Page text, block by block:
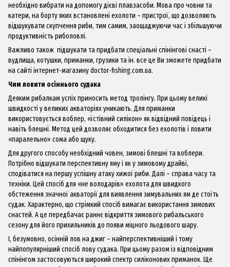
необхідно вибрати на допомогу дієві плавзасоби. Мова про човни та
катери, на борту яких встановлені ехолоти – пристрої, що дозволяють
відшукувати скупчення риби, тим самим, заощаджуючи час і збільшуючи
продуктивність риболовлі.
Важливо також підшукати та придбати спеціальні спінінгові снасті –
вудлища, котушки, приманки, грузики та ін. все це Ви зможете придбати
на сайті інтернет-магазинуdoctor-fishing.сom.ua.
Чим ловити осіннього судака
Деяким рибалкам успіх приносить метод тролінгу. При цьому великі
швидкості у великих акваторіях уникають. Для приманки
використовується воблер, «їстівний силікон» як відвідний повідець і
навіть блешні. Метод цей дозволяє обходитися без ехолотів і ловити
«паралельно» сома або щуку.
Для другого способу необхідний човен, зимові блешні та воблери.
Потрібно відшукати перспективну яму і як у зимовому драйві,
сподіватися на першу успішну атаку хижої риби. Далі – справа часу та
техніки. Цей спосіб для «не володарів» ехолота для швидкого
обстеження значної акваторії для виявлення зимувальних ям де стоїть
судак. Характерно, що стрімкий спосіб вимагає використання зимових
снастей. А це передбачає раннє відкриття зимового рибальського
сезону для його прихильників до появи міцного льодового шару.
І, безумовно, осінній лов наджиг – найперспективніший і тому
найпопулярніший спосіб лову судака. При цьому разом із відповідним
спінінгом застосовуються широкий спектр силіконових приманок. Ще